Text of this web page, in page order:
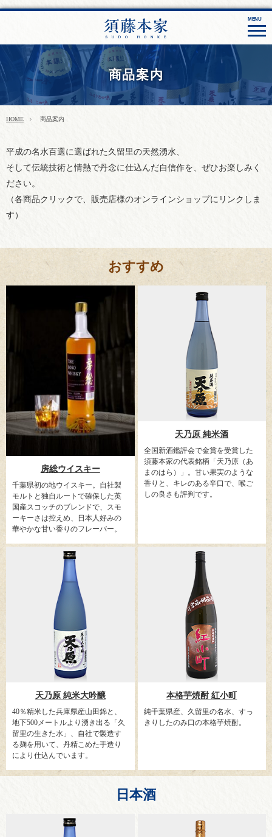
MENU
HOME
須藤本家の酒造り
商品案内
商品案内
HOME 商品案内
平成の名水百選に選ばれた久留里の天然湧水、
そして伝統技術と情熱で丹念に仕込んだ自信作を、ぜひお楽しみく
ださい。
（各商品クリックで、販売店様のオンラインショップにリンクしま
す）
おすすめ
房総ウイスキー
千葉県初の地ウイスキー。自社製
モルトと独自ルートで確保した英
国産スコッチのブレンドで、スモ
ーキーさは控えめ、日本人好みの
華やかな甘い香りのフレーバー。
天乃原 純米酒
全国新酒鑑評会で金賞を受賞した
須藤本家の代表銘柄「天乃原（あ
まのはら）」。甘い果実のような
香りと、キレのある辛口で、喉ご
しの良さも評判です。
天乃原 純米大吟醸
40％精米した兵庫県産山田錦と、
地下500メートルより湧き出る「久
留里の生きた水」、自社で製造す
る麹を用いて、丹精こめた手造り
により仕込んでいます。
本格芋焼酎 紅小町
純千葉県産、久留里の名水、すっ
きりしたのみ口の本格芋焼酎。
日本酒